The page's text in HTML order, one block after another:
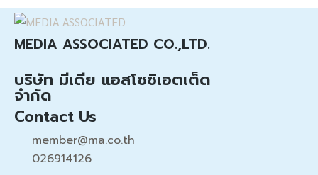
MEDIA ASSOCIATED CO.,LTD.
บริษัท มีเดีย แอสโซซิเอตเต็ด
จำกัด
Contact Us
member@ma.co.th
026914126